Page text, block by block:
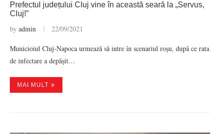
Prefectul județului Cluj vine în această seară la „Servus,
Cluj!”
by admin 22/09/2021
Municioiul Cluj-Napoca urmează să intre în scenariul roșu, după ce rata
de infectare a depășit…
MAI MULT